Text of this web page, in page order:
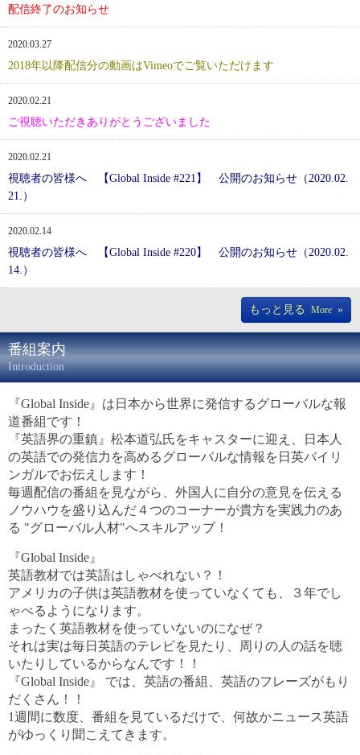
配信終了のお知らせ
2020.03.27
2018年以降配信分の動画はVimeoでご覧いただけます
2020.02.21
ご視聴いただきありがとうございました
2020.02.21
視聴者の皆様へ 【Global Inside #221】 公開のお知らせ（2020.02.
21.）
2020.02.14
視聴者の皆様へ 【Global Inside #220】 公開のお知らせ（2020.02.
14.）
もっと見る More »
番組案内
Introduction
『Global Inside』は日本から世界に発信するグローバルな報
道番組です！
『英語界の重鎮』松本道弘氏をキャスターに迎え、日本人
の英語での発信力を高めるグローバルな情報を日英バイリ
ンガルでお伝えします！
毎週配信の番組を見ながら、外国人に自分の意見を伝える
ノウハウを盛り込んだ４つのコーナーが貴方を実践力のあ
る "グローバル人材"へスキルアップ！
『Global Inside』
英語教材では英語はしゃべれない？！
アメリカの子供は英語教材を使っていなくても、３年でし
ゃべるようになります。
まったく英語教材を使っていないのになぜ？
それは実は毎日英語のテレビを見たり、周りの人の話を聴
いたりしているからなんです！！
『Global Inside』 では、英語の番組、英語のフレーズがもり
だくさん！！
1週間に数度、番組を見ているだけで、何故かニュース英語
がゆっくり聞こえてきます。